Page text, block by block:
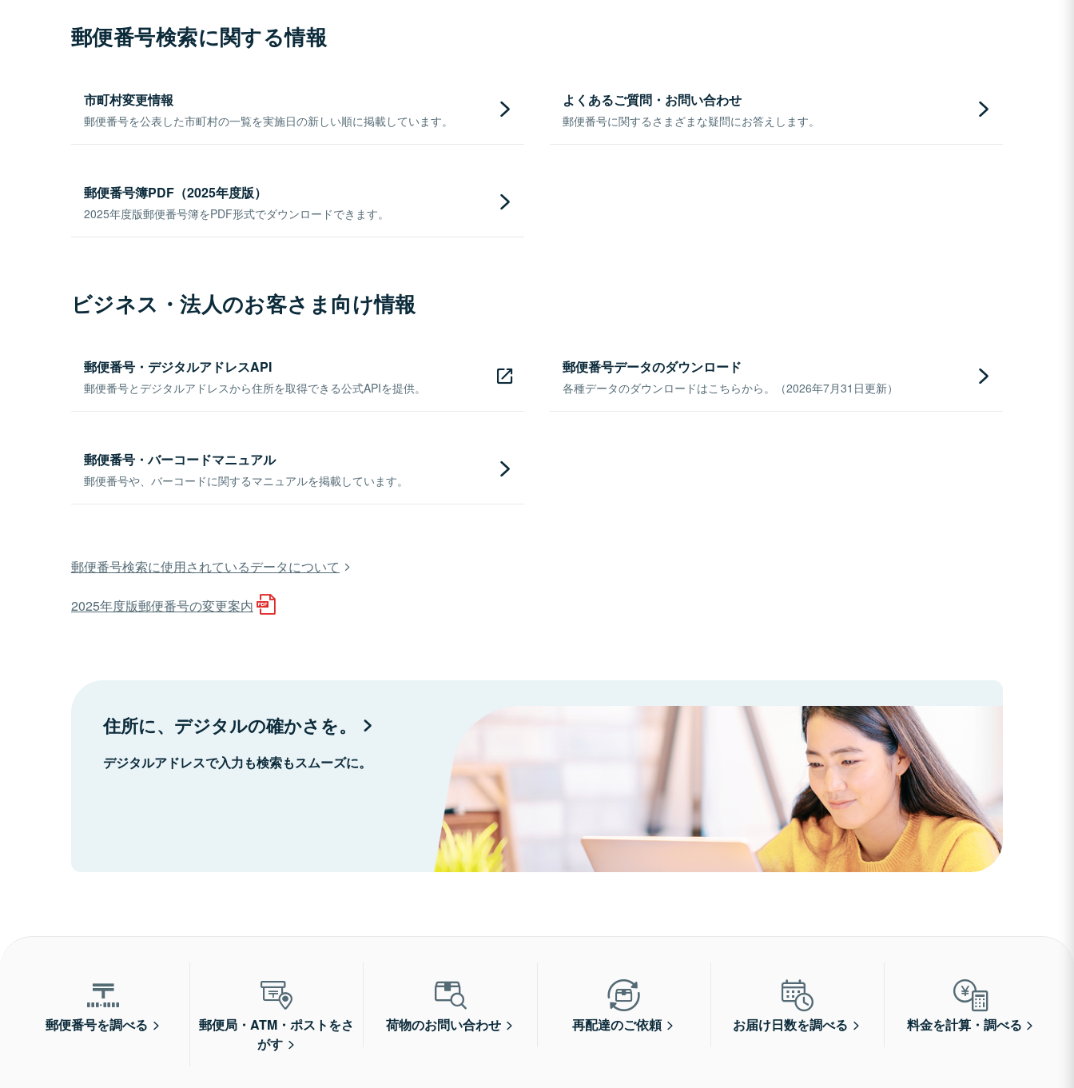
郵便番号検索に関する情報
市町村変更情報
郵便番号を公表した市町村の一覧を実施日の新しい順に掲載しています。
よくあるご質問・お問い合わせ
郵便番号に関するさまざまな疑問にお答えします。
郵便番号簿PDF（2025年度版）
2025年度版郵便番号簿をPDF形式でダウンロードできます。
ビジネス・法人のお客さま向け情報
郵便番号・デジタルアドレスAPI
郵便番号とデジタルアドレスから住所を取得できる公式APIを提供。
郵便番号データのダウンロード
各種データのダウンロードはこちらから。（2026年7月31日更新）
郵便番号・バーコードマニュアル
郵便番号や、バーコードに関するマニュアルを掲載しています。
郵便番号検索に使用されているデータについて
2025年度版郵便番号の変更案内
住所に、デジタルの確かさを。
デジタルアドレスで入力も検索もスムーズに。
郵便番号を調べる
郵便局・ATM・ポストをさ
がす
荷物のお問い合わせ 再配達のご依頼 お届け日数を調べる 料金を計算・調べる